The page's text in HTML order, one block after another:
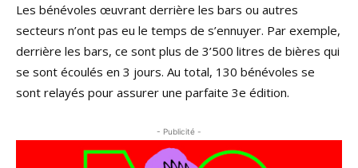
Les bénévoles œuvrant derrière les bars ou autres
secteurs n’ont pas eu le temps de s’ennuyer. Par exemple,
derrière les bars, ce sont plus de 3’500 litres de bières qui
se sont écoulés en 3 jours. Au total, 130 bénévoles se
sont relayés pour assurer une parfaite 3e édition.
- Publicité -